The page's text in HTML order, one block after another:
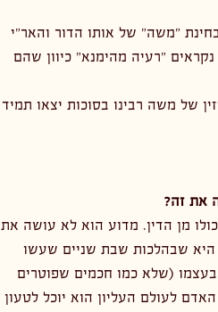
"משה" של אותו הדור והאר"י
"רעיה מהימנא" כיוון שהם
של משה רבינו בסוכות יצאו תמיד
את זה?
מן הדין. מדוע הוא לא עושה את
היא שבהלכות שבת שניים שעשו
(שלא כמו חכמים שפוטרים
לעולם העליון הוא יוכל לטעון